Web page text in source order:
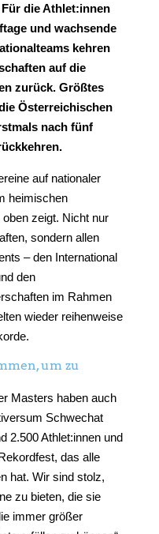
die Athlet:innen
und wachsende
kehren
auf die
zurück. Größtes
Österreichischen
nach fünf
auf nationaler
heimischen
zeigt. Nicht nur
sondern allen
– den International
den
im Rahmen
wieder reihenweise
um zu
Masters haben auch
Schwechat
2.500 Athlet:innen und
das alle
hat. Wir sind stolz,
zu bieten, die sie
immer größer